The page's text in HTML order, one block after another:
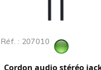
Réf. : 207010
Cordon audio stéréo